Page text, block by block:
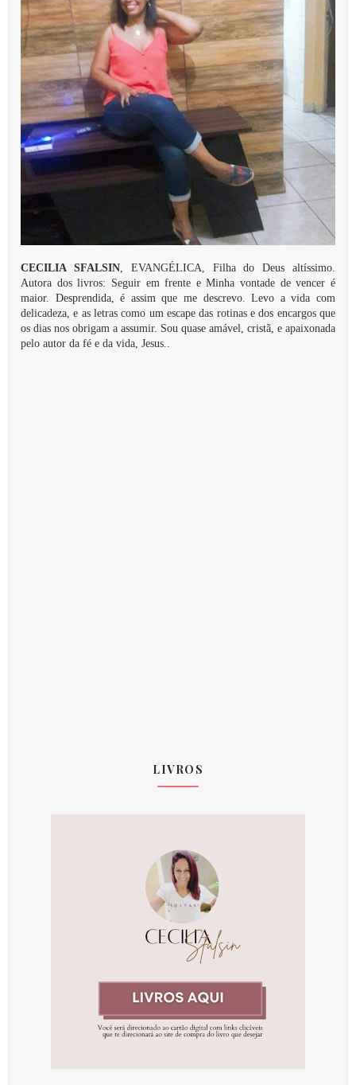
CECILIA SFALSIN, EVANGÉLICA, Filha do Deus altíssimo.
Autora dos livros: Seguir em frente e Minha vontade de vencer é
maior. Desprendida, é assim que me descrevo. Levo a vida com
delicadeza, e as letras como um escape das rotinas e dos encargos que
os dias nos obrigam a assumir. Sou quase amável, cristã, e apaixonada
pelo autor da fé e da vida, Jesus..
LIVROS